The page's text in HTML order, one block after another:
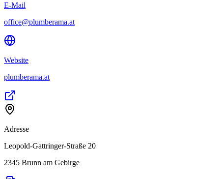
E-Mail
office@plumberama.at
Website
plumberama.at
Adresse
Leopold-Gattringer-Straße 20
2345 Brunn am Gebirge